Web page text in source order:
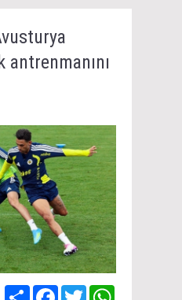
antrenmanını
Share FacebookTwitter